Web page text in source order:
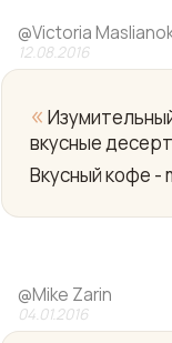
Yo
@Victoria
12.08.2016
«
вкусные
Вкусный кофе -
@Mike Zarin
04.01.2016